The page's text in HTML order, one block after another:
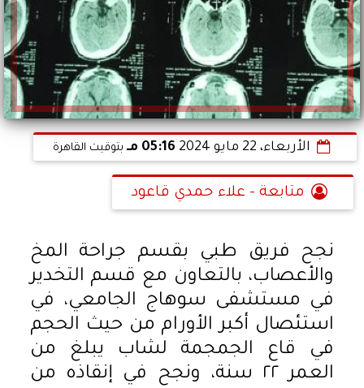
الأربعاء، 22 مايو 2024 05:16 مـ بتوقيت القاهرة
متابعة - علاء حمدي قاعود
نجح فريق طبي بقسم جراحة المخ
والأعصاب، بالتعاون مع قسم التخدير
في مستشفى سوهاج الجامعي، في
استئصال أكبر الأورام من حيث الحجم
في قاع الجمجمة لشاب يبلغ من
العمر ٢٢ سنة، ونجح في إنقاذه من